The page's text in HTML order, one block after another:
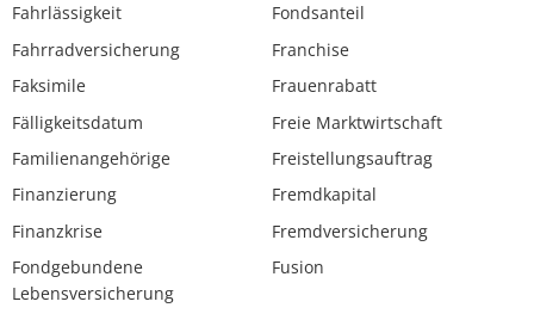
Fahrlässigkeit
Fahrradversicherung
Faksimile
Fälligkeitsdatum
Familienangehörige
Finanzierung
Finanzkrise
Fondgebundene
Lebensversicherung
Fondsanteil
Franchise
Frauenrabatt
Freie Marktwirtschaft
Freistellungsauftrag
Fremdkapital
Fremdversicherung
Fusion